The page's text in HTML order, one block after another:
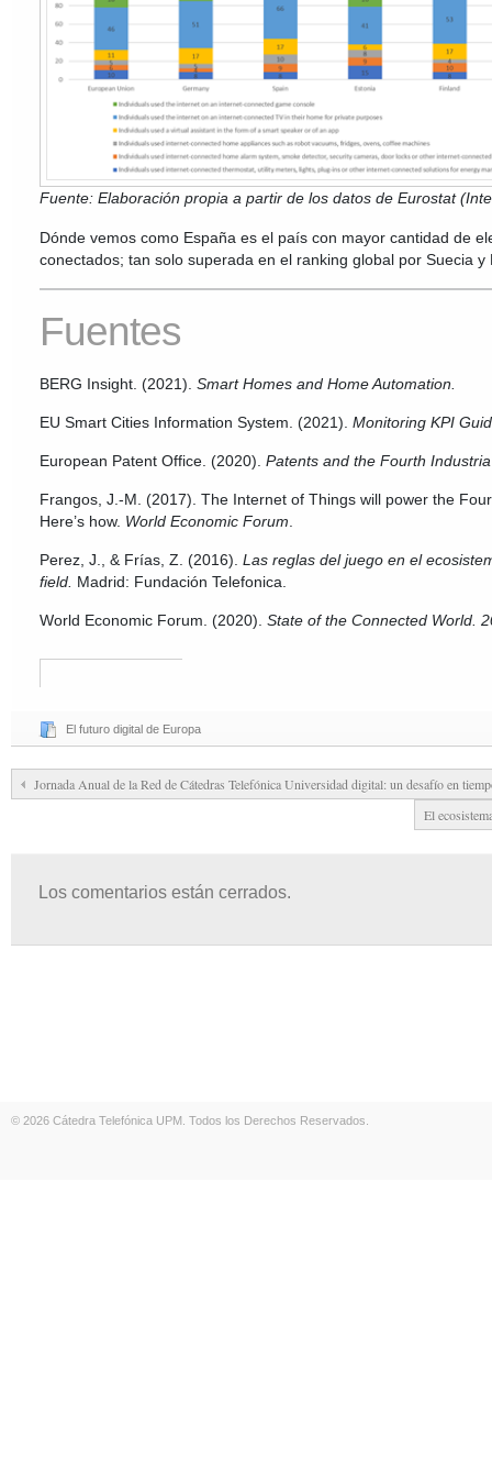
Fuente: Elaboración propia a partir de los datos de Eurostat
Dónde vemos como España es el país con mayor cantidad de
conectados; tan solo superada en el ranking global por Suecia y
Fuentes
BERG Insight. (2021). Smart Homes and Home Automation.
EU Smart Cities Information System. (2021). Monitoring KPI
European Patent Office. (2020). Patents and the Fourth
Frangos, J.-M. (2017). The Internet of Things will power the
Here’s how. World Economic Forum
Perez, J., & Frías, Z. (2016). Las reglas del juego en el
field. Madrid: Fundación Telefonica.
World Economic Forum. (2020). State of the Connected World.
El futuro digital de Europa
Jornada Anual de la Red de Cátedras Telefónica Universidad digital: un desafío en
El
Los comentarios están cerrados.
© 2026 Cátedra Telefónica UPM. Todos los Derechos Reservados.